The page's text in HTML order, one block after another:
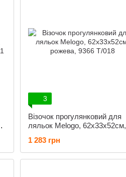
3
Візочок прогулянковий для
ляльок Melogo, 62x33x52см,
1 283 грн